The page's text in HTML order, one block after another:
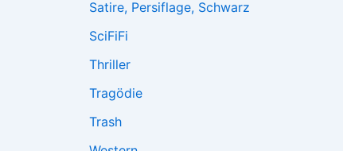
Satire, Persiflage, Schwarz
SciFiFi
Thriller
Tragödie
Trash